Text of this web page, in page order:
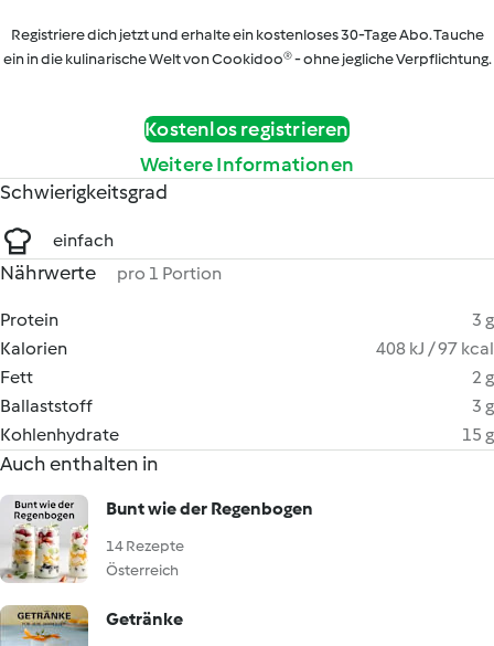
Registriere dich jetzt und erhalte ein kostenloses 30-Tage Abo. Tauche
ein in die kulinarische Welt von Cookidoo® - ohne jegliche Verpflichtung.
Kostenlos registrieren
Weitere Informationen
Schwierigkeitsgrad
einfach
Nährwerte pro 1 Portion
Protein
3 g
Kalorien
408 kJ / 97 kcal
Fett
2 g
Ballaststoff
3 g
Kohlenhydrate
15 g
Auch enthalten in
Bunt wie der Regenbogen
14 Rezepte
Österreich
Getränke